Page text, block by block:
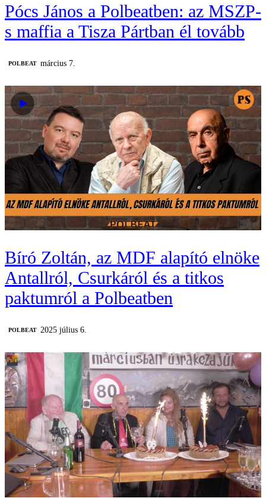
Pócs János a Polbeatben: az MSZP-
s maffia a Tisza Pártban él tovább
‎POLBEAT március 7.
Bíró Zoltán, az MDF alapító elnöke
Antallról, Csurkáról és a titkos
paktumról a Polbeatben
‎POLBEAT 2025 július 6.